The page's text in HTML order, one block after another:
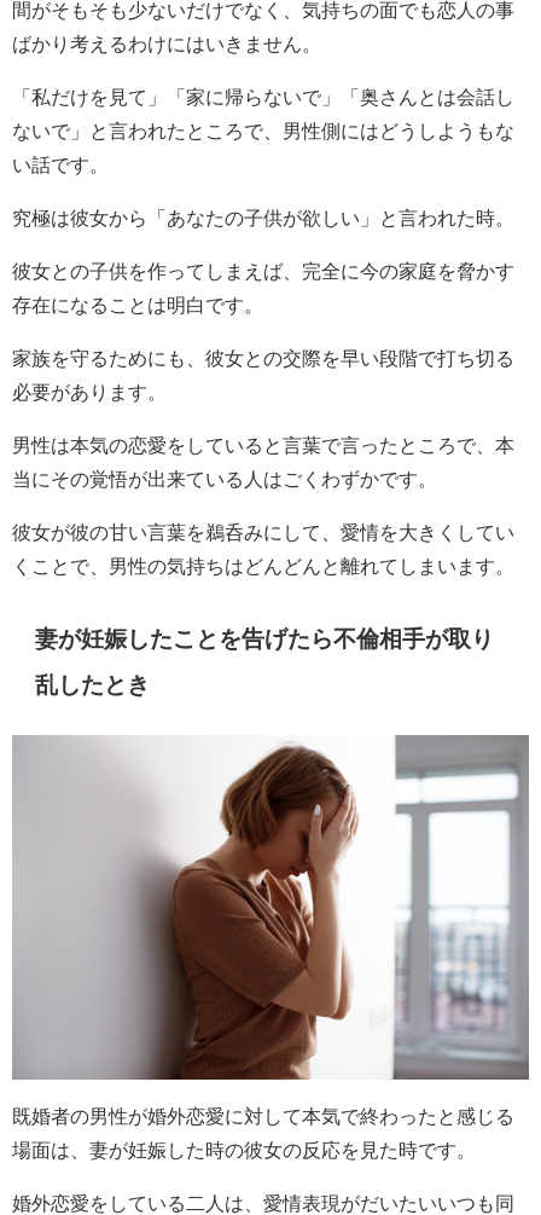
間がそもそも少ないだけでなく、気持ちの面でも恋人の事
ばかり考えるわけにはいきません。
「私だけを見て」「家に帰らないで」「奥さんとは会話し
ないで」と言われたところで、男性側にはどうしようもな
い話です。
究極は彼女から「あなたの子供が欲しい」と言われた時。
彼女との子供を作ってしまえば、完全に今の家庭を脅かす
存在になることは明白です。
家族を守るためにも、彼女との交際を早い段階で打ち切る
必要があります。
男性は本気の恋愛をしていると言葉で言ったところで、本
当にその覚悟が出来ている人はごくわずかです。
彼女が彼の甘い言葉を鵜呑みにして、愛情を大きくしてい
くことで、男性の気持ちはどんどんと離れてしまいます。
妻が妊娠したことを告げたら不倫相手が取り
乱したとき
既婚者の男性が婚外恋愛に対して本気で終わったと感じる
場面は、妻が妊娠した時の彼女の反応を見た時です。
婚外恋愛をしている二人は、愛情表現がだいたいいつも同